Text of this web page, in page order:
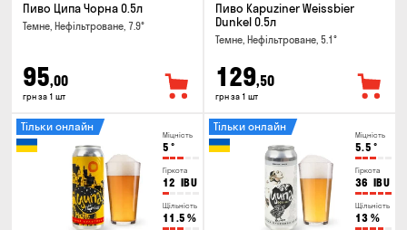
Пиво Ципа Чорна 0.5л
Темне, Нефільтроване, 7.9°
95,00
грн за 1 шт
Пиво Kapuziner Weissbier
Dunkel 0.5л
Темне, Нефільтроване, 5.1°
129,50
грн за 1 шт
Міцність
5 °
Гіркота
12 IBU
Щільність
11.5 %
Тільки онлайн
Міцність
5.5 °
Гіркота
36 IBU
Щільність
13 %
Тільки онлайн